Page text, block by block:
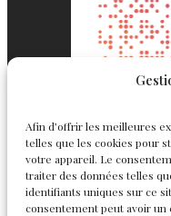
Afin d’offrir les meilleures
telles que les cookies pour
votre appareil. Le
traiter des données telles
identifiants uniques sur ce
consentement peut avoir